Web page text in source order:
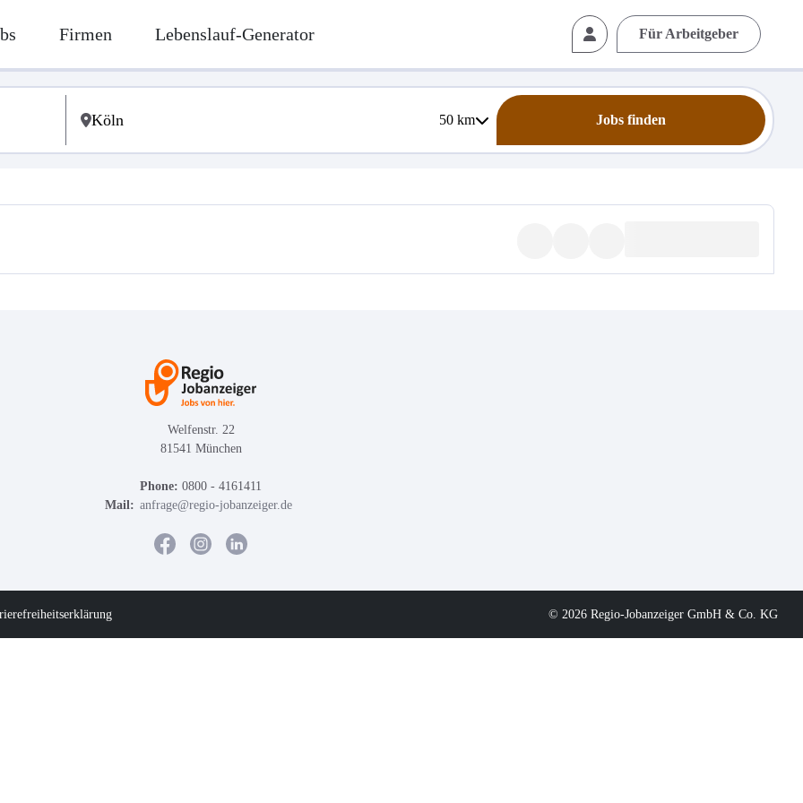
Firmen Lebenslauf-Generator Für Arbeitgeber
50km Jobs finden
Welfenstr. 22
81541 München
Phone: 0800 - 4161411
Mail: anfrage@regio-jobanzeiger.de
© 2026 Regio-Jobanzeiger GmbH & Co. KG